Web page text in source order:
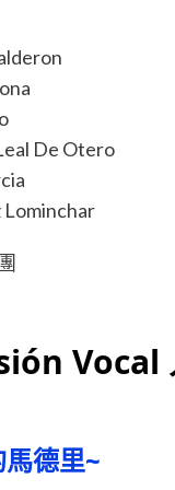
De Otero
Vocal
德里~